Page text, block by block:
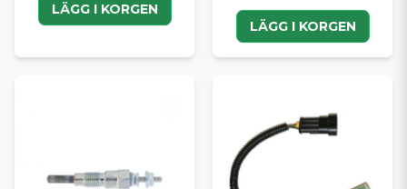
LÄGG I KORGEN
LÄGG I KORGEN